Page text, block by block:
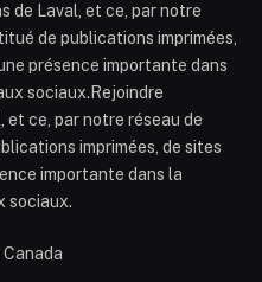
de Laval, et ce, par notre
de publications imprimées,
présence importante dans
sociaux.Rejoindre
et ce, par notre réseau de
imprimées, de sites
importante dans la
sociaux.